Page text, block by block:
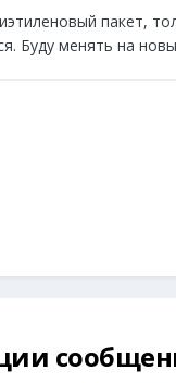
пакет,
Буду менять на